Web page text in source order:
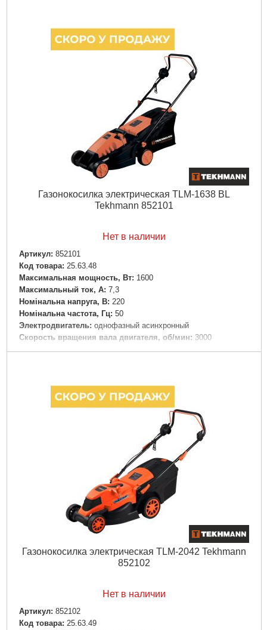
Вместимость масляного картера, л: 0,6/0,45
Тип тележки: Пластиковое шасси с 4-мя колесами
Диаметр передних/задних колес, мм: 155
Роторная, дисковым ножом с
Максимальная ширина скашивания, мм:
410
Высота травы после среза у фиксированных позициях,
18,5/19,45
Подробнее...
Газонокосилка электрическая TLM-1638 BL
Tekhmann 852101
Нет в наличии
Артикул: 852101
Код товара: 25.63.48
Максимальная мощность, Вт: 1600
Максимальный ток, А: 7,3
Номінальна напруга, В: 220
Номінальна частота, Гц: 50
Электродвигатель: однофазный асинхронный
Скорость вращения вала двигателя, об/мин: 3000
Максимальная ширина скашивания, мм: 380
20-65
Диаметр передних/задних колес, мм: 152\177
Вес нетто/брутто, кг: 16,5 / 17,8
Подробнее...
Газонокосилка электрическая TLM-2042 Tekhmann
852102
Нет в наличии
Артикул: 852102
Код товара: 25.63.49